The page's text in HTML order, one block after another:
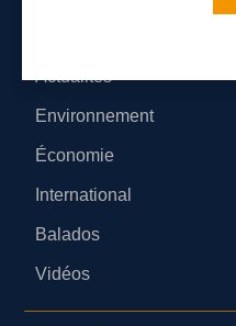
Actualités
Environnement
Économie
International
Balados
Vidéos